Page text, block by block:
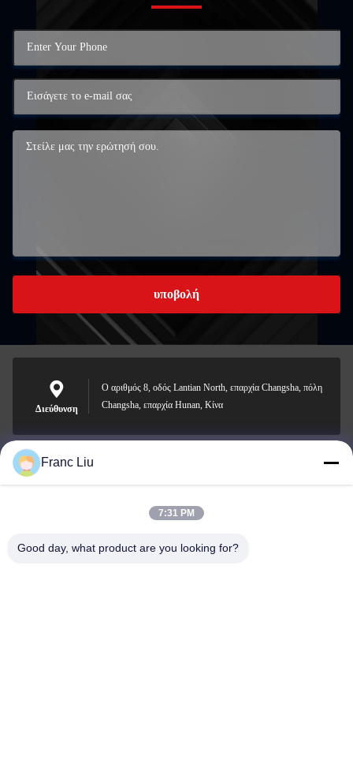
υποβολή
Διεύθυνση
Ο αριθμός 8, οδός Lantian North, επαρχία Changsha, πόλη
Changsha, επαρχία Hunan, Κίνα
sales09@vdbattery.com
Franc Liu
7:31 PM
Good day, what product are you looking for?